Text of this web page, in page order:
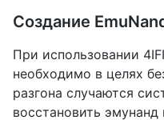
Создание
При использовании
необходимо в целях
разгона случаются
восстановить